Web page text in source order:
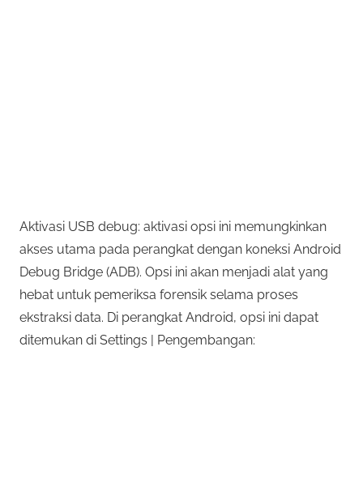
Aktivasi USB debug: aktivasi opsi ini memungkinkan
akses utama pada perangkat dengan koneksi Android
Debug Bridge (ADB). Opsi ini akan menjadi alat yang
hebat untuk pemeriksa forensik selama proses
ekstraksi data. Di perangkat Android, opsi ini dapat
ditemukan di Settings | Pengembangan: